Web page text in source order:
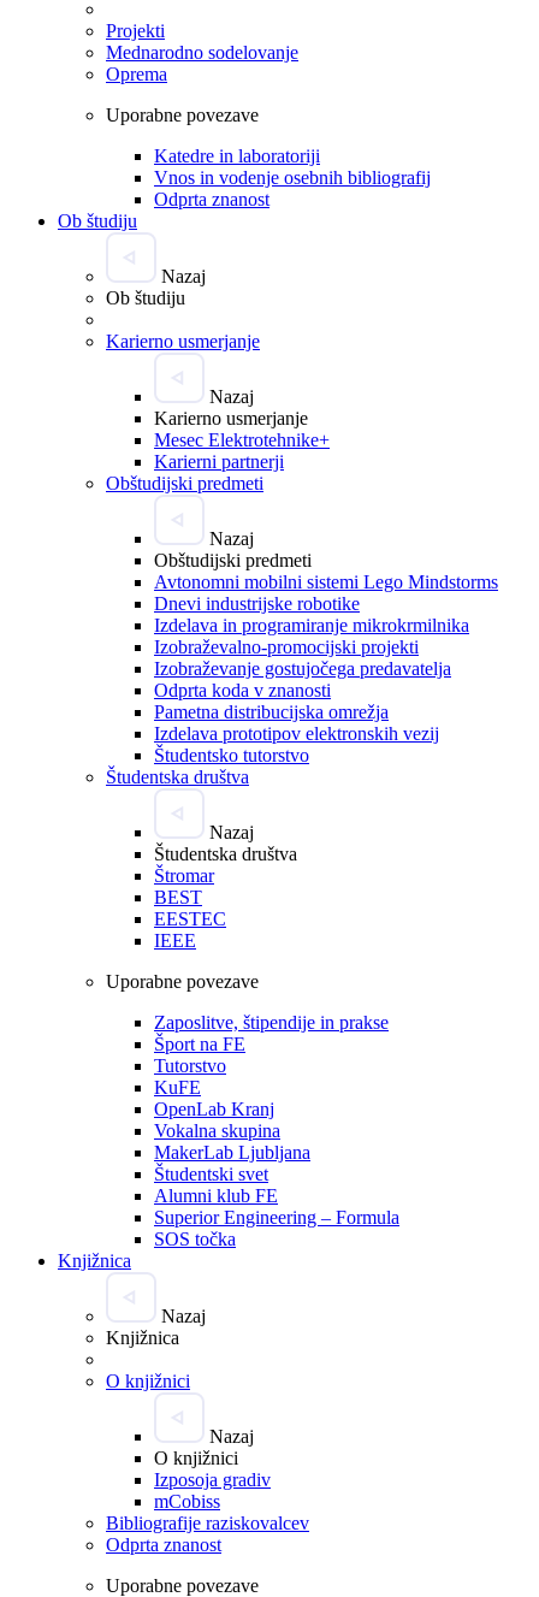
Projekti
Mednarodno sodelovanje
Oprema
Uporabne povezave
Katedre in laboratoriji
Vnos in vodenje osebnih bibliografij
Odprta znanost
Ob študiju
Nazaj
Ob študiju
Karierno usmerjanje
Nazaj
Karierno usmerjanje
Mesec Elektrotehnike+
Karierni partnerji
Obštudijski predmeti
Nazaj
Obštudijski predmeti
Avtonomni mobilni sistemi Lego Mindstorms
Dnevi industrijske robotike
Izdelava in programiranje mikrokrmilnika
Izobraževalno-promocijski projekti
Izobraževanje gostujočega predavatelja
Odprta koda v znanosti
Pametna distribucijska omrežja
Izdelava prototipov elektronskih vezij
Študentsko tutorstvo
Študentska društva
Nazaj
Študentska društva
Štromar
BEST
EESTEC
IEEE
Uporabne povezave
Zaposlitve, štipendije in prakse
Šport na FE
Tutorstvo
KuFE
OpenLab Kranj
Vokalna skupina
MakerLab Ljubljana
Študentski svet
Alumni klub FE
Superior Engineering – Formula
SOS točka
Knjižnica
Nazaj
Knjižnica
O knjižnici
Nazaj
O knjižnici
Izposoja gradiv
mCobiss
Bibliografije raziskovalcev
Odprta znanost
Uporabne povezave